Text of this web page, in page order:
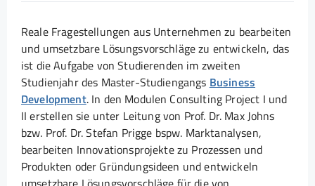
Reale Fragestellungen aus Unternehmen zu bearbeiten
und umsetzbare Lösungsvorschläge zu entwickeln, das
ist die Aufgabe von Studierenden im zweiten
Studienjahr des Master-Studiengangs Business
Development. In den Modulen Consulting Project I und
II erstellen sie unter Leitung von Prof. Dr. Max Johns
bzw. Prof. Dr. Stefan Prigge bspw. Marktanalysen,
bearbeiten Innovationsprojekte zu Prozessen und
Produkten oder Gründungsideen und entwickeln